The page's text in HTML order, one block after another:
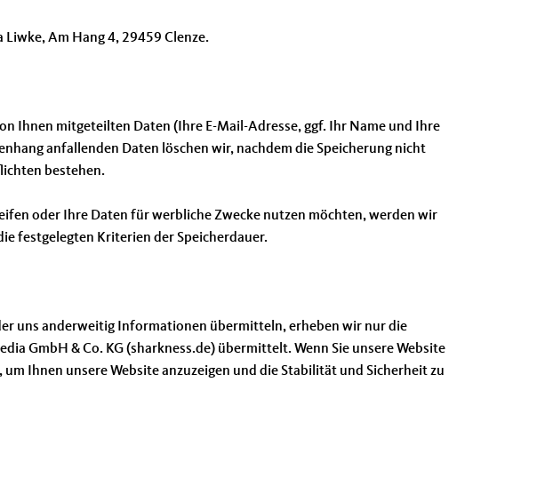
Am Hang 4, 29459 Clenze.
Ihnen mitgeteilten Daten (Ihre E-Mail-Adresse, ggf. Ihr Name und Ihre
anfallenden Daten löschen wir, nachdem die Speicherung nicht
bestehen.
oder Ihre Daten für werbliche Zwecke nutzen möchten, werden wir
festgelegten Kriterien der Speicherdauer.
uns anderweitig Informationen übermitteln, erheben wir nur die
GmbH & Co. KG (sharkness.de) übermittelt. Wenn Sie unsere Website
Ihnen unsere Website anzuzeigen und die Stabilität und Sicherheit zu